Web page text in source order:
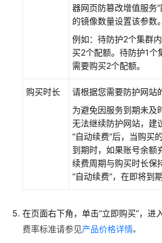
安
资
器网页防篡改增值服务”
的镜像数量设置该参数。
例如：待防护2个集群
买2个配额。待防护1个
需要购买2个配额。
购买时长
请根据您需要防护网站
为避免因服务到期未及
无法继续防护网站，建
“自动续费”后，当购买
到期时，如果账号余额
续费周期与购买时长保
“自动续费”，在即将到
在页面右下角，单击“立即购买”，进
费率标准请参见产品价格详情。